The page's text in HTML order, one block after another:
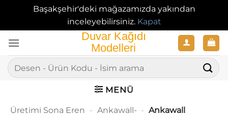
Başakşehir'deki mağazamızda yakından
inceleyebilirsiniz. Kapat
atla
Ara:
MENÜ
Üretimi Sona Eren - Ankawall- - Ankawall